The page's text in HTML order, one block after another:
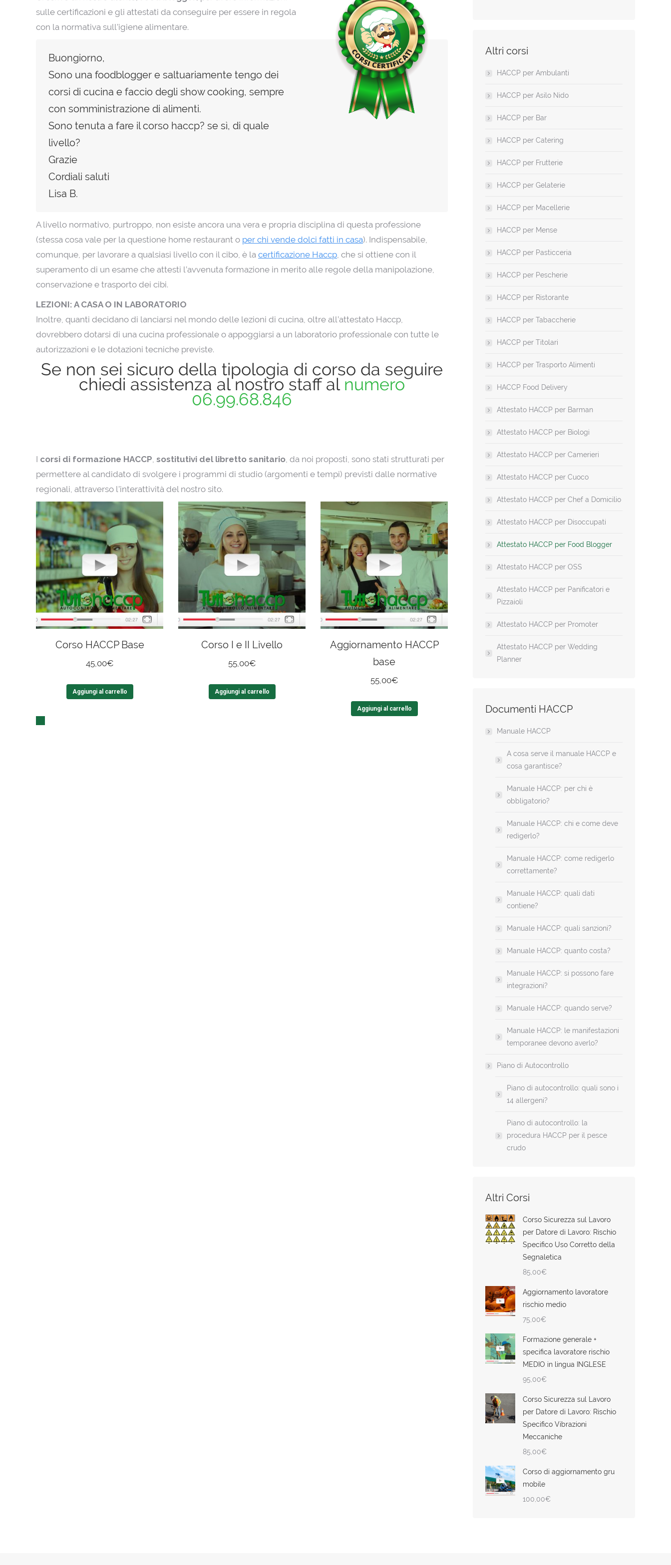
sulle certificazioni e gli attestati da conseguire per essere in regola
con la normativa sull’igiene alimentare.
Buongiorno,
Sono una foodblogger e saltuariamente tengo dei
corsi di cucina e faccio degli show cooking, sempre
con somministrazione di alimenti.
Sono tenuta a fare il corso haccp? se sì, di quale
livello?
Grazie
Cordiali saluti
Lisa B.
A livello normativo, purtroppo, non esiste ancora una vera e propria disciplina di questa professione
(stessa cosa vale per la questione home restaurant o per chi vende dolci fatti in casa). Indispensabile,
comunque, per lavorare a qualsiasi livello con il cibo, è la certificazione Haccp, che si ottiene con il
superamento di un esame che attesti l’avvenuta formazione in merito alle regole della manipolazione,
conservazione e trasporto dei cibi.
LEZIONI: A CASA O IN LABORATORIO
Inoltre, quanti decidano di lanciarsi nel mondo delle lezioni di cucina, oltre all’attestato Haccp,
dovrebbero dotarsi di una cucina professionale o appoggiarsi a un laboratorio professionale con tutte le
autorizzazioni e le dotazioni tecniche previste.
Se non sei sicuro della tipologia di corso da seguire
chiedi assistenza al nostro staff al numero
06.99.68.846
I corsi di formazione HACCP, sostitutivi del libretto sanitario, da noi proposti, sono stati strutturati per
permettere al candidato di svolgere i programmi di studio (argomenti e tempi) previsti dalle normative
regionali, attraverso l’interattività del nostro sito.
Corso HACCP Base
45,00€
Aggiungi al carrello
Corso I e II Livello
55,00€
Aggiungi al carrello
Aggiornamento HACCP
base
55,00€
Aggiungi al carrello
Manuale HACCP
120,00
Altri corsi
HACCP per Ambulanti
HACCP per Asilo Nido
HACCP per Bar
HACCP per Catering
HACCP per Frutterie
HACCP per Gelaterie
HACCP per Macellerie
HACCP per Mense
HACCP per Pasticceria
HACCP per Pescherie
HACCP per Ristorante
HACCP per Tabaccherie
HACCP per Titolari
HACCP per Trasporto Alimenti
HACCP Food Delivery
Attestato HACCP per Barman
Attestato HACCP per Biologi
Attestato HACCP per Camerieri
Attestato HACCP per Cuoco
Attestato HACCP per Chef a Domicilio
Attestato HACCP per Disoccupati
Attestato HACCP per Food Blogger
Attestato HACCP per OSS
Attestato HACCP per Panificatori e
Pizzaioli
Attestato HACCP per Promoter
Attestato HACCP per Wedding
Planner
Documenti HACCP
Manuale HACCP
A cosa serve il manuale HACCP e
cosa garantisce?
Manuale HACCP: per chi è
obbligatorio?
Manuale HACCP: chi e come deve
redigerlo?
Manuale HACCP: come redigerlo
correttamente?
Manuale HACCP: quali dati
contiene?
Manuale HACCP: quali sanzioni?
Manuale HACCP: quanto costa?
Manuale HACCP: si possono fare
integrazioni?
Manuale HACCP: quando serve?
Manuale HACCP: le manifestazioni
temporanee devono averlo?
Piano di Autocontrollo
Piano di autocontrollo: quali sono i
14 allergeni?
Piano di autocontrollo: la
procedura HACCP per il pesce
crudo
Altri Corsi
Corso Sicurezza sul Lavoro
per Datore di Lavoro: Rischio
Specifico Uso Corretto della
Segnaletica
85,00€
Aggiornamento lavoratore
rischio medio
75,00€
Formazione generale +
specifica lavoratore rischio
MEDIO in lingua INGLESE
95,00€
Corso Sicurezza sul Lavoro
per Datore di Lavoro: Rischio
Specifico Vibrazioni
Meccaniche
85,00€
Corso di aggiornamento gru
mobile
100,00€